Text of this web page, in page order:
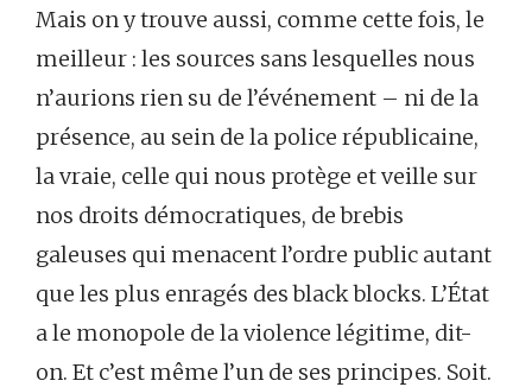
Mais on y trouve aussi, comme cette fois, le
meilleur : les sources sans lesquelles nous
n’aurions rien su de l’événement – ni de la
présence, au sein de la police républicaine,
la vraie, celle qui nous protège et veille sur
nos droits démocratiques, de brebis
galeuses qui menacent l’ordre public autant
que les plus enragés des black blocks. L’État
a le monopole de la violence légitime, dit-
on. Et c’est même l’un de ses principes. Soit.